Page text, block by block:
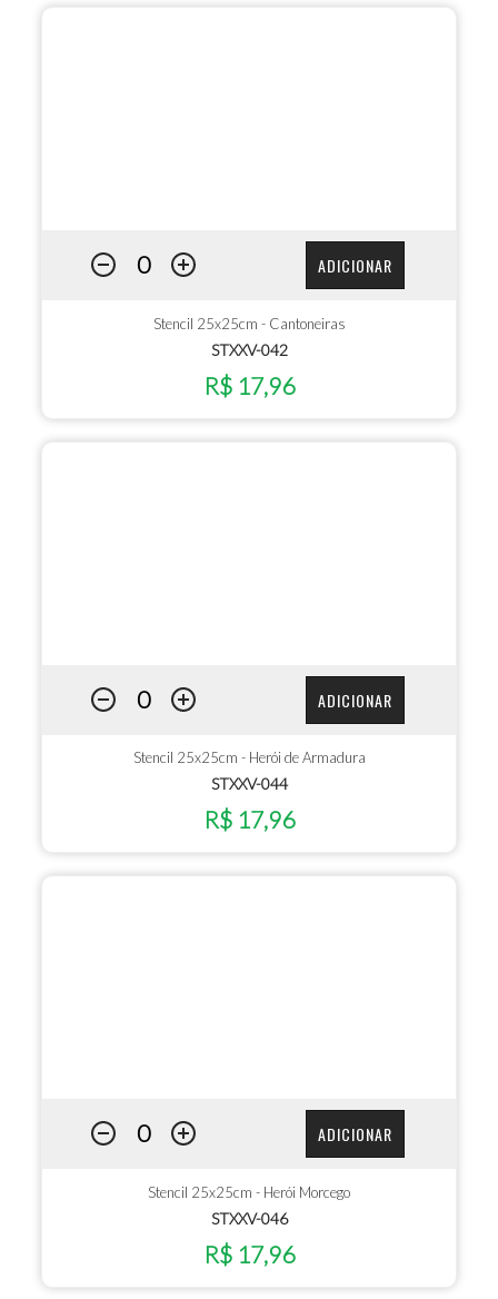
ADICIONAR
Stencil 25x25cm - Cantoneiras
STXXV-042
R$ 17,96
ADICIONAR
Stencil 25x25cm - Herói de Armadura
STXXV-044
R$ 17,96
ADICIONAR
Stencil 25x25cm - Herói Morcego
STXXV-046
R$ 17,96